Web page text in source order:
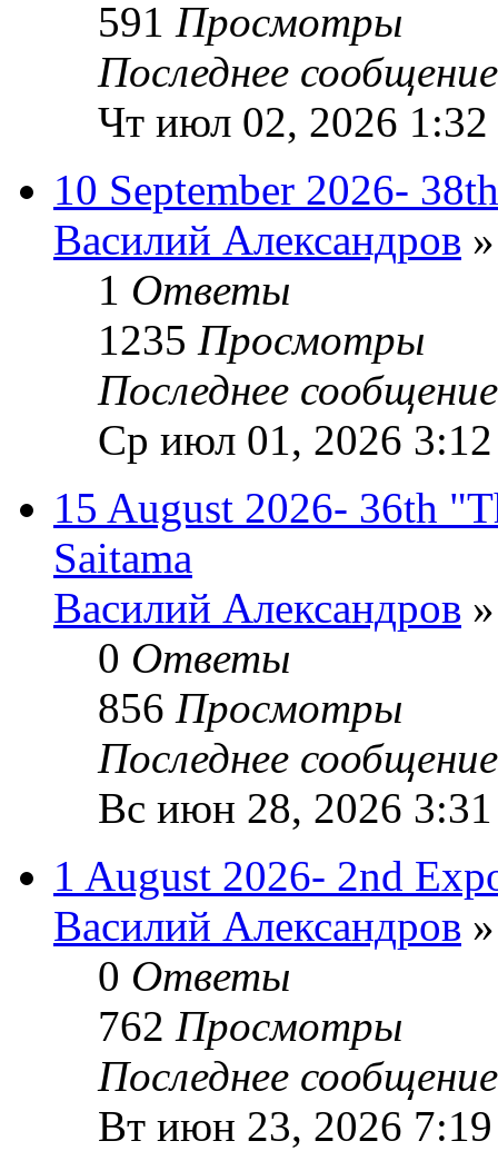
591 Просмотры
Последнее
Чт июл 02, 2026 1:32
10 September 2026-
Василий Александров
1 Ответы
1235 Просмотры
Последнее
Ср июл 01, 2026 3:12
15 August 2026- 36th
Saitama
Василий Александров
0 Ответы
856 Просмотры
Последнее
Вс июн 28, 2026 3:31
1 August 2026- 2nd
Василий Александров
0 Ответы
762 Просмотры
Последнее
Вт июн 23, 2026 7:19